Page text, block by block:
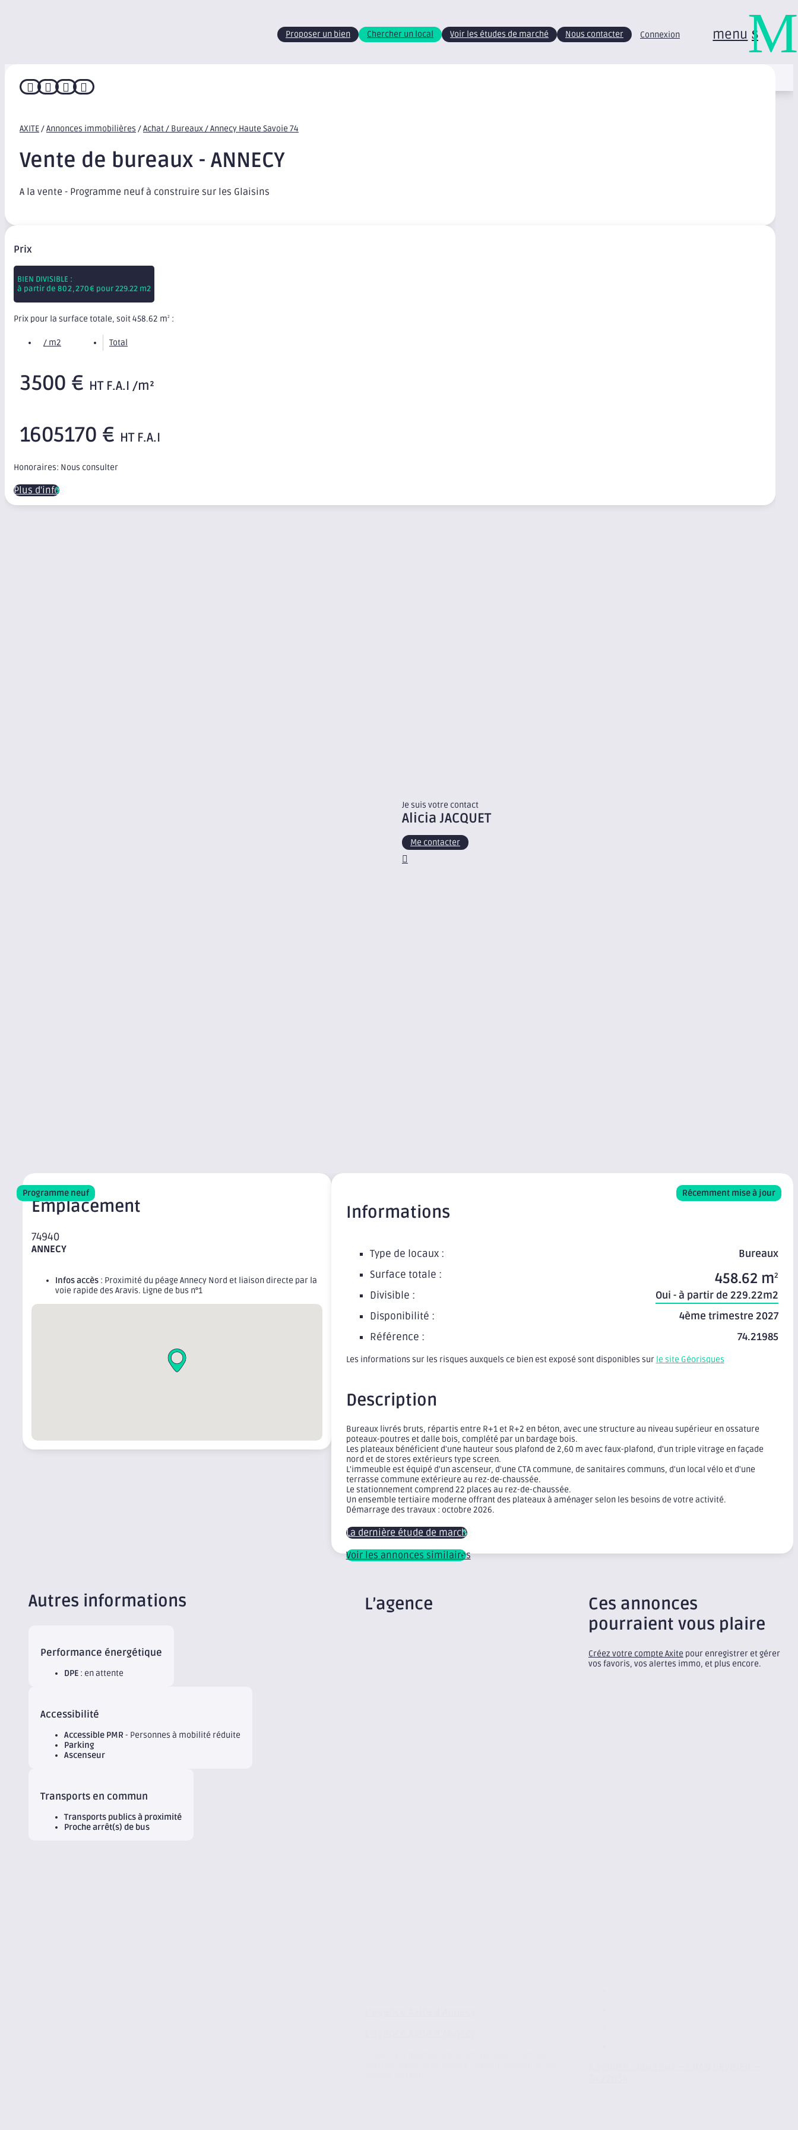
Proposer un bien Chercher un local Voir les études de marché Nous contacter Connexion menu
   
AXITE/Annonces immobilières /Achat / Bureaux / Annecy Haute Savoie 74
Vente de bureaux - ANNECY
A la vente - Programme neuf à construire sur les Glaisins
Prix
BIEN DIVISIBLE :
à partir de 802,270€ pour 229.22 m2
Prix pour la surface totale, soit 458.62 m2 :
/ m2 Total
3500 € HT F.A.I /m²
1605170 € HT F.A.I
Honoraires: Nous consulter
Plus d'infos
Je suis votre contact
AliciaJACQUET
Me contacter
Programme neuf Récemment mise à jour
Emplacement
74940
ANNECY
Infos accès : Proximité du péage Annecy Nord et liaison directe par la
voie rapide des Aravis. Ligne de bus n°1
Informations
Type de locaux :
Bureaux
Surface totale :
458.62 m2
Divisible :
Oui - à partir de 229.22m2
Disponibilité :
4ème trimestre 2027
Référence :
74.21985
Les informations sur les risques auxquels ce bien est exposé sont disponibles sur le site Géorisques
Description
Bureaux livrés bruts, répartis entre R+1 et R+2 en béton, avec une structure au niveau supérieur en ossature
poteaux-poutres et dalle bois, complété par un bardage bois.
Les plateaux bénéficient d'une hauteur sous plafond de 2,60 m avec faux-plafond, d'un triple vitrage en façade
nord et de stores extérieurs type screen.
L'immeuble est équipé d'un ascenseur, d'une CTA commune, de sanitaires communs, d'un local vélo et d'une
terrasse commune extérieure au rez-de-chaussée.
Le stationnement comprend 22 places au rez-de-chaussée.
Un ensemble tertiaire moderne offrant des plateaux à aménager selon les besoins de votre activité.
Démarrage des travaux : octobre 2026.
La dernière étude de marché
Voir les annonces similaires
Autres informations
Performance énergétique
DPE : en attente
Accessibilité
Accessible PMR - Personnes à mobilité réduite
Parking
Ascenseur
Transports en commun
Transports publics à proximité
Proche arrêt(s) de bus
L’agence
Ces annonces
pourraient vous plaire
Créez votre compte Axite pour enregistrer et gérer
vos favoris, vos alertes immo, et plus encore.
M